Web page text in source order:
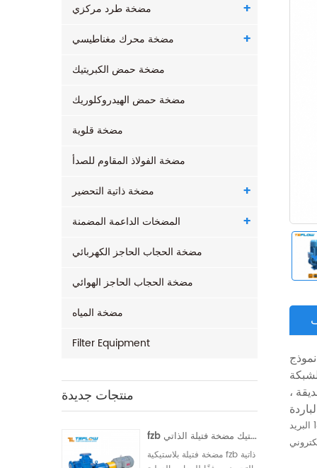
مضخة طرد مركزي
مضخة محرك مغناطيسي
مضخة حمض الكبريتيك
مضخة حمض الهيدروكلوريك
مضخة قلوية
مضخة الفولاذ المقاوم للصدأ
مضخة ذاتية التحضير
المضخات الداعمة المضمنة
مضخة الحجاب الحاجز الكهربائي
مضخة الحجاب الحاجز الهوائي
مضخة المياه
Filter Equipment
منتجات جديدة
fzb الفلور البلاستيك مضخة فتيلة الذاتي
مضخة فتيلة بلاستيكية fzb ذاتية
نموذج isg vertical piping تستخدم مضخة الماء الساخن (درجة الحرارة العالية) على نطاق واسع لنقل المياه الصافية والسوائل
،
يمكن تغيير التكوين وفقا لحالة العمل الفعلية ، يرجى الرجوع إلى قسم مبيعات الشركة للحصول على التفاصيل ： + 86 (0086) 18130250095 البريد